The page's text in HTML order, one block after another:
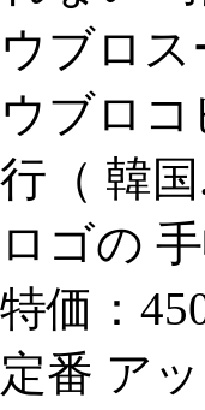
ウブロ
ウブロ
行（ 韓
ロゴの
特価：
定番 ア